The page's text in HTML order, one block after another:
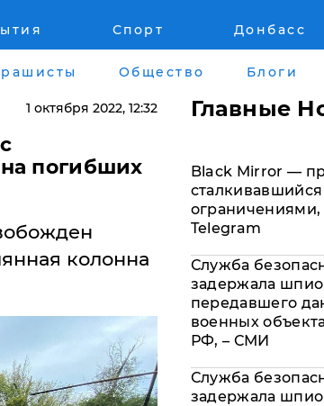
Спорт Донбасс
Лайф стайл
Стиль Диалога
Шоу-биз
Культура
Общество
рашисты Общество Блоги
1 октября 2022, 12:32
погибших
колонна
Главные
Black Mirror —
сталкивавшийся
Telegram
Служба
задержала
передавшего
военных
РФ, – СМИ
Служба
задержала